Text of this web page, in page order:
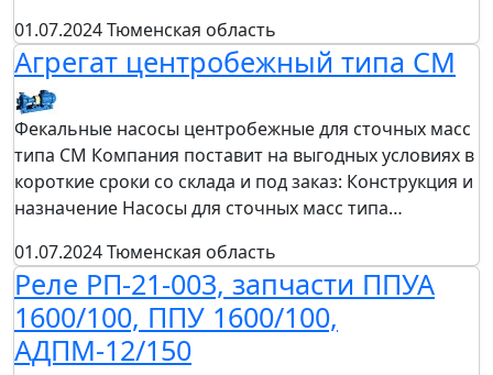
01.07.2024Тюменская область
Агрегат центробежный типа СМ
Фекальные насосы центробежные для сточных масс
типа СМ Компания поставит на выгодных условиях в
короткие сроки со склада и под заказ: Конструкция и
назначение Насосы для сточных масс типа…
01.07.2024Тюменская область
Реле РП-21-003, запчасти ППУА
1600/100, ППУ 1600/100,
АДПМ-12/150